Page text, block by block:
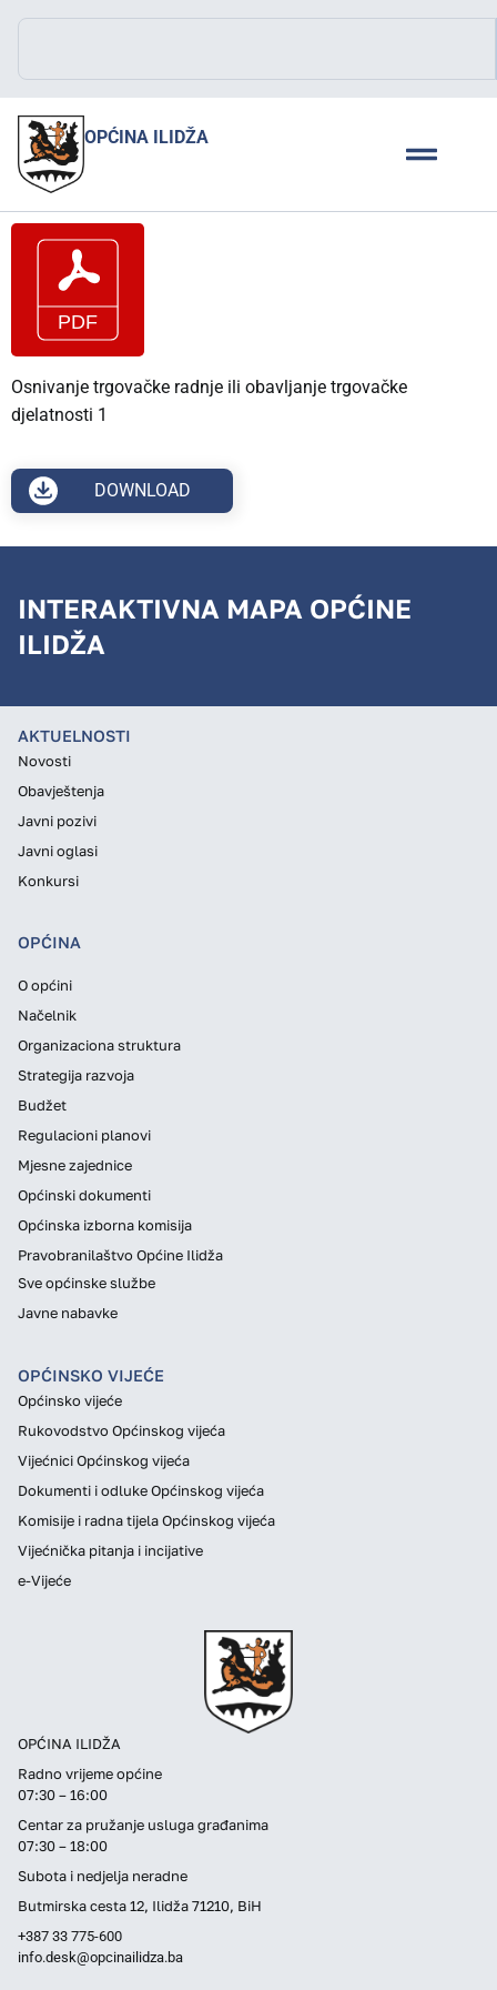
OPĆINA ILIDŽA
Osnivanje trgovačke radnje ili obavljanje trgovačke
djelatnosti 1
DOWNLOAD
INTERAKTIVNA MAPA OPĆINE
ILIDŽA
OPĆINA ILIDŽA
Radno vrijeme općine
07:30 – 16:00
Centar za pružanje usluga građanima
07:30 – 18:00
Subota i nedjelja neradne
Butmirska cesta 12, Ilidža 71210, BiH
+387 33 775-600
info.desk@opcinailidza.ba
AKTUELNOSTI
Novosti
Obavještenja
Javni pozivi
Javni oglasi
Konkursi
OPĆINA
O općini
Načelnik
Organizaciona struktura
Strategija razvoja
Budžet
Regulacioni planovi
Mjesne zajednice
Općinski dokumenti
Općinska izborna komisija
Pravobranilaštvo Općine Ilidža
Sve općinske službe
Javne nabavke
OPĆINSKO VIJEĆE
Općinsko vijeće
Rukovodstvo Općinskog vijeća
Vijećnici Općinskog vijeća
Dokumenti i odluke Općinskog vijeća
Komisije i radna tijela Općinskog vijeća
Vijećnička pitanja i incijative
e-Vijeće